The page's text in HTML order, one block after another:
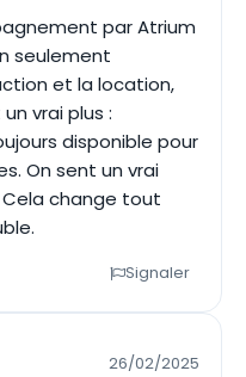
par Atrium
seulement
et la location,
vrai plus :
disponible pour
On sent un vrai
change tout
Signaler
26/02/2025